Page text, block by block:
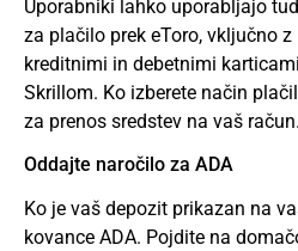
Uporabniki lahko uporabljajo
za plačilo prek eToro, vključno z
kreditnimi in debetnimi
Skrillom. Ko izberete način
za prenos sredstev na vaš račun.
Oddajte naročilo za ADA
Ko je vaš depozit prikazan na
kovance ADA. Pojdite na